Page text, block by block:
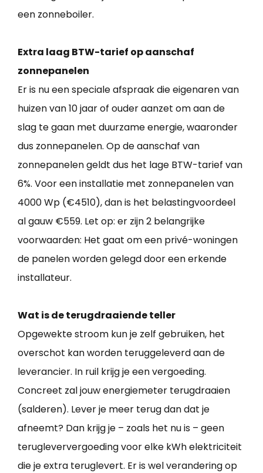
een zonneboiler.
Extra laag BTW-tarief op aanschaf
zonnepanelen
Er is nu een speciale afspraak die eigenaren van
huizen van 10 jaar of ouder aanzet om aan de
slag te gaan met duurzame energie, waaronder
dus zonnepanelen. Op de aanschaf van
zonnepanelen geldt dus het lage BTW-tarief van
6%. Voor een installatie met zonnepanelen van
4000 Wp (€4510), dan is het belastingvoordeel
al gauw €559. Let op: er zijn 2 belangrijke
voorwaarden: Het gaat om een privé-woningen
de panelen worden gelegd door een erkende
installateur.
Wat is de terugdraaiende teller
Opgewekte stroom kun je zelf gebruiken, het
overschot kan worden teruggeleverd aan de
leverancier. In ruil krijg je een vergoeding.
Concreet zal jouw energiemeter terugdraaien
(salderen). Lever je meer terug dan dat je
afneemt? Dan krijg je – zoals het nu is – geen
terugleververgoeding voor elke kWh elektriciteit
die je extra teruglevert. Er is wel verandering op